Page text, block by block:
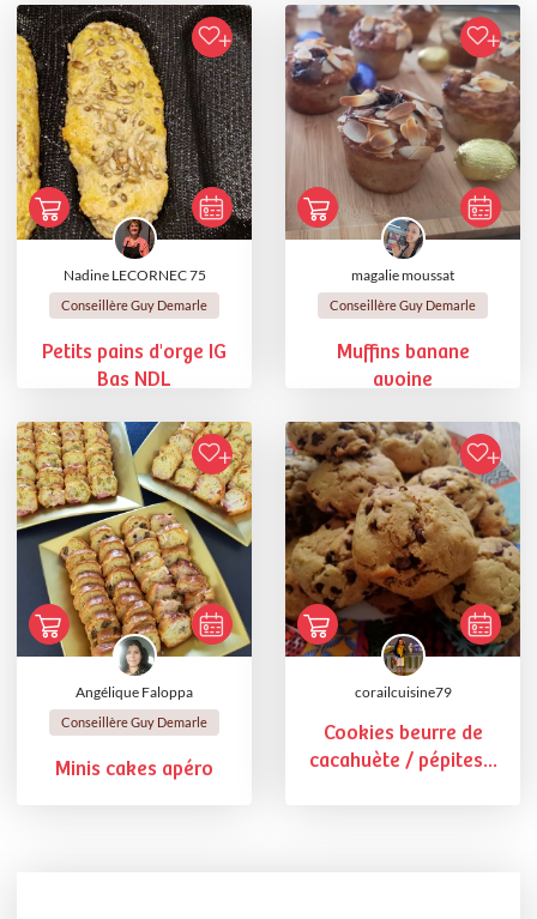
Nadine LECORNEC 75
Conseillère Guy Demarle
Petits pains d'orge IG
Bas NDL
magalie moussat
Conseillère Guy Demarle
Muffins banane
avoine
Angélique Faloppa
Conseillère Guy Demarle
Minis cakes apéro
corailcuisine79
Cookies beurre de
cacahuète / pépites...